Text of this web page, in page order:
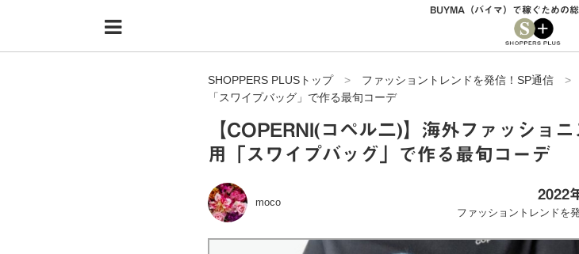
HOME
無在庫で自由気ままに稼ぐ！バイマ実践記
BUYMA（バイマ）で稼ぐための
SHOPPERS PLUSトップ> ファッショントレンドを発信！SP通信 >
「スワイプバッグ」で作る最旬コーデ
【COPERNI(コペル二)】海外ファッショ
用「スワイプバッグ」で作る最旬コーデ
moco
2022
ファッショントレンドを